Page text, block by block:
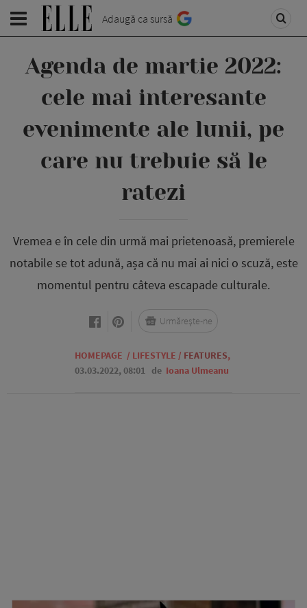
Adaugă ca sursă
Agenda de martie 2022:
cele mai interesante
evenimente ale lunii, pe
care nu trebuie să le
ratezi
Vremea e în cele din urmă mai prietenoasă, premierele
notabile se tot adună, așa că nu mai ai nici o scuză, este
momentul pentru câteva escapade culturale.
HOMEPAGE / LIFESTYLE / FEATURES,
03.03.2022, 08:01 de Ioana Ulmeanu
Urmărește-ne